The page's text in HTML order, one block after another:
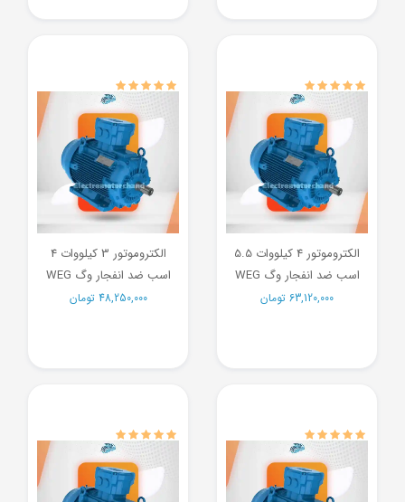
الکتروموتور 4 کیلووات 5.5
اسب ضد انفجار وگ WEG
63,120,000 تومان
الکتروموتور 3 کیلووات 4
اسب ضد انفجار وگ WEG
48,250,000 تومان